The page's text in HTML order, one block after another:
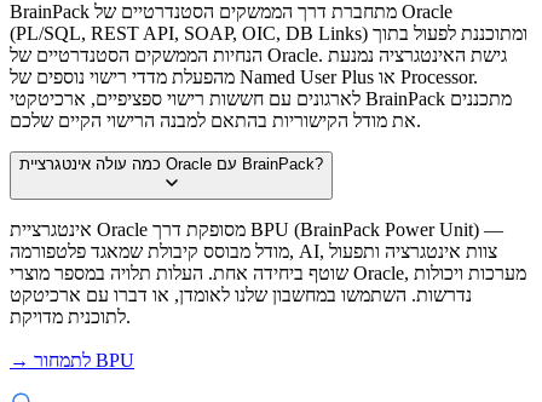
BrainPack מתחברת דרך הממשקים הסטנדרטיים של Oracle
(PL/SQL, REST API, SOAP, OIC, DB Links) ומתוכננת לפעול בתוך
הנחיות הממשקים הסטנדרטיים של Oracle. גישת האינטגרציה נמנעת
מהפעלת מדדי רישוי נוספים של Named User Plus או Processor.
לארגונים עם חששות רישוי ספציפיים, ארכיטקטי BrainPack מתכננים
את מודל הקישוריות בהתאם למבנה הרישוי הקיים שלכם.
כמה עולה אינטגרציית Oracle עם BrainPack?
אינטגרציית Oracle מסופקת דרך BPU (BrainPack Power Unit) —
מודל מבוסס קיבולת שמאגד פלטפורמה, AI, צוות אינטגרציה ותפעול
שוטף ביחידה אחת. העלות תלויה במספר מוצרי Oracle, מערכות ויכולות
נדרשות. השתמשו במחשבון שלנו לאומדן, או דברו עם ארכיטקט
לתוכנית מדויקת.
→ לתמחור BPU